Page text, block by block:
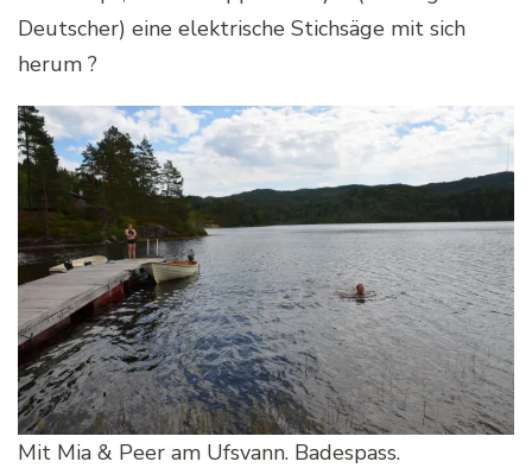
Deutscher) eine elektrische Stichsäge mit sich
herum ?
Mit Mia & Peer am Ufsvann. Badespass.